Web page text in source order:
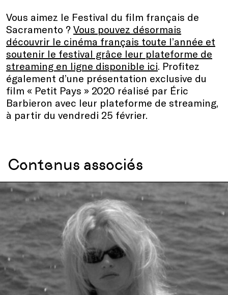
Vous aimez le Festival du film français de
Sacramento ? Vous pouvez désormais
découvrir le cinéma français toute l’année et
soutenir le festival grâce leur plateforme de
streaming en ligne disponible ici. Profitez
également d’une présentation exclusive du
film « Petit Pays » 2020 réalisé par Éric
Barbieron avec leur plateforme de streaming,
à partir du vendredi 25 février.
Contenus associés